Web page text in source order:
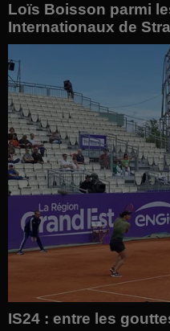
Loïs Boisson parmi
Internationaux de
IS24 : entre les